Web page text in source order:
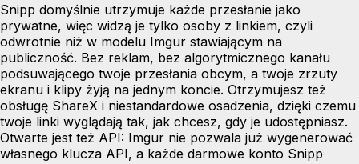
Snipp domyślnie utrzymuje każde przesłanie jako
prywatne, więc widzą je tylko osoby z linkiem, czyli
odwrotnie niż w modelu Imgur stawiającym na
publiczność. Bez reklam, bez algorytmicznego kanału
podsuwającego twoje przesłania obcym, a twoje zrzuty
ekranu i klipy żyją na jednym koncie. Otrzymujesz też
obsługę ShareX i niestandardowe osadzenia, dzięki czemu
twoje linki wyglądają tak, jak chcesz, gdy je udostępniasz.
Otwarte jest też API: Imgur nie pozwala już wygenerować
własnego klucza API, a każde darmowe konto Snipp